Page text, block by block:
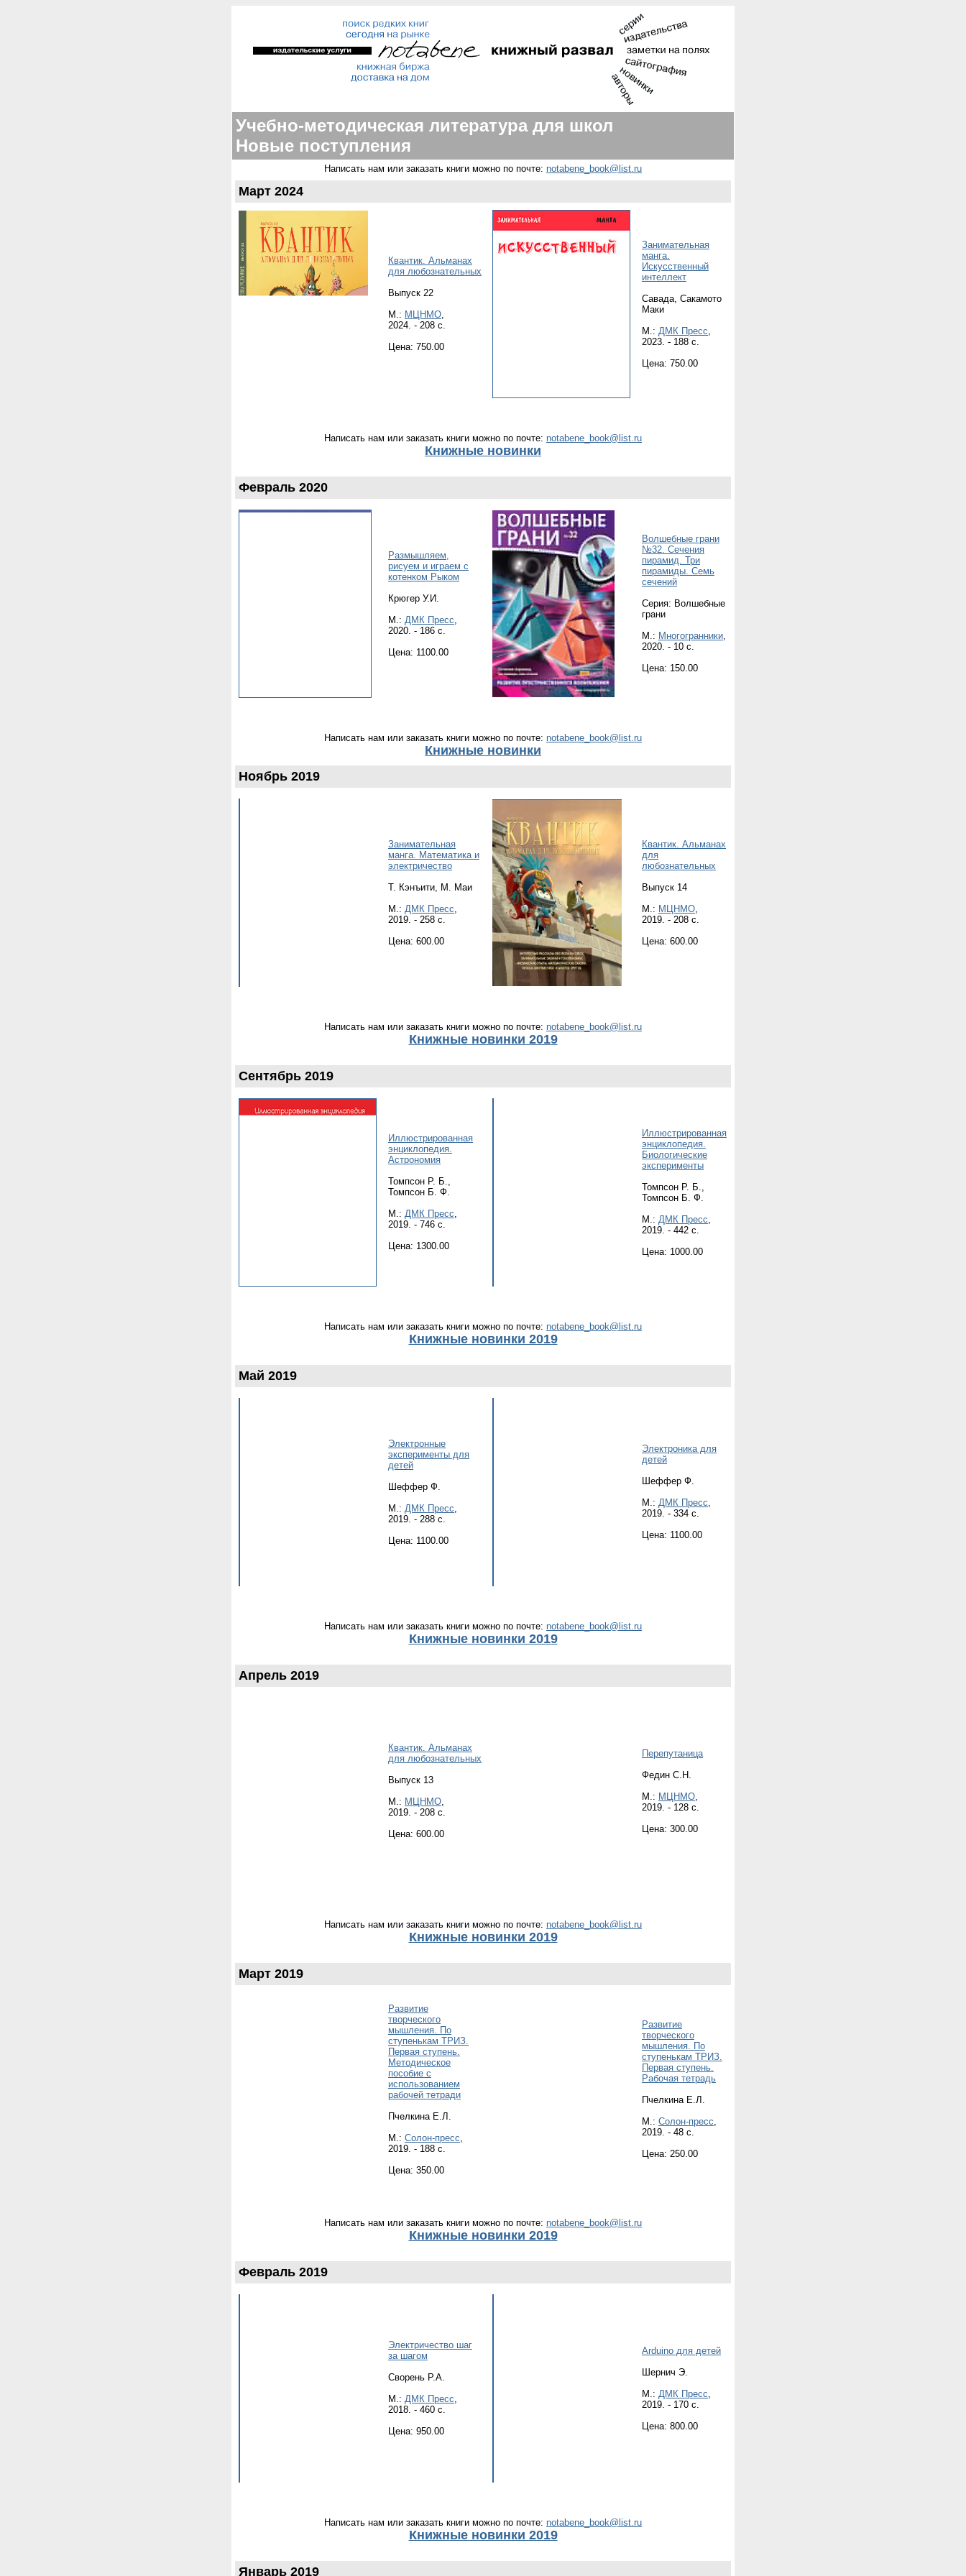
Учебно-методическая литература для школ
Новые поступления
Написать нам или заказать книги можно по почте: notabene_book@list.ru
Март 2024
Квантик. Альманах
для любознательных
Выпуск 22
М.: МЦНМО,
2024. - 208 с.
Цена: 750.00
Занимательная
манга.
Искусственный
интеллект
Савада, Сакамото
Маки
М.: ДМК Пресс,
2023. - 188 с.
Цена: 750.00
Написать нам или заказать книги можно по почте: notabene_book@list.ru
Книжные новинки
Февраль 2020
Размышляем,
рисуем и играем с
котенком Рыком
Крюгер У.И.
М.: ДМК Пресс,
2020. - 186 с.
Цена: 1100.00
Волшебные грани
№32. Сечения
пирамид. Три
пирамиды. Семь
сечений
Серия: Волшебные
грани
М.: Многогранники,
2020. - 10 с.
Цена: 150.00
Написать нам или заказать книги можно по почте: notabene_book@list.ru
Книжные новинки
Ноябрь 2019
Занимательная
манга. Математика и
электричество
Т. Кэнъити, М. Маи
М.: ДМК Пресс,
2019. - 258 с.
Цена: 600.00
Квантик. Альманах
для
любознательных
Выпуск 14
М.: МЦНМО,
2019. - 208 с.
Цена: 600.00
Написать нам или заказать книги можно по почте: notabene_book@list.ru
Книжные новинки 2019
Сентябрь 2019
Иллюстрированная
энциклопедия.
Астрономия
Томпсон Р. Б.,
Томпсон Б. Ф.
М.: ДМК Пресс,
2019. - 746 с.
Цена: 1300.00
Иллюстрированная
энциклопедия.
Биологические
эксперименты
Томпсон Р. Б.,
Томпсон Б. Ф.
М.: ДМК Пресс,
2019. - 442 с.
Цена: 1000.00
Написать нам или заказать книги можно по почте: notabene_book@list.ru
Книжные новинки 2019
Май 2019
Электронные
эксперименты для
детей
Шеффер Ф.
М.: ДМК Пресс,
2019. - 288 с.
Цена: 1100.00
Электроника для
детей
Шеффер Ф.
М.: ДМК Пресс,
2019. - 334 с.
Цена: 1100.00
Написать нам или заказать книги можно по почте: notabene_book@list.ru
Книжные новинки 2019
Апрель 2019
Квантик. Альманах
для любознательных
Выпуск 13
М.: МЦНМО,
2019. - 208 с.
Цена: 600.00
Перепутаница
Федин С.Н.
М.: МЦНМО,
2019. - 128 с.
Цена: 300.00
Написать нам или заказать книги можно по почте: notabene_book@list.ru
Книжные новинки 2019
Март 2019
Развитие
творческого
мышления. По
ступенькам ТРИЗ.
Первая ступень.
Методическое
пособие с
использованием
рабочей тетради
Пчелкина Е.Л.
М.: Солон-пресс,
2019. - 188 с.
Цена: 350.00
Развитие
творческого
мышления. По
ступенькам ТРИЗ.
Первая ступень.
Рабочая тетрадь
Пчелкина Е.Л.
М.: Солон-пресс,
2019. - 48 с.
Цена: 250.00
Написать нам или заказать книги можно по почте: notabene_book@list.ru
Книжные новинки 2019
Февраль 2019
Электричество шаг
за шагом
Сворень Р.А.
М.: ДМК Пресс,
2018. - 460 с.
Цена: 950.00
Arduino для детей
Шернич Э.
М.: ДМК Пресс,
2019. - 170 с.
Цена: 800.00
Написать нам или заказать книги можно по почте: notabene_book@list.ru
Книжные новинки 2019
Январь 2019